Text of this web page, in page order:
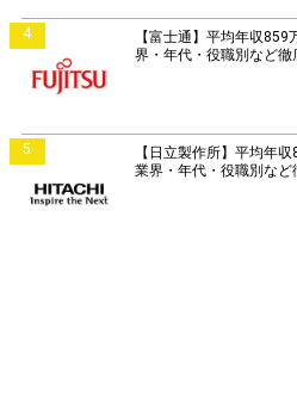
4
【富士通】平均年収
界・年代・役職別など徹
5
【日立製作所】平均年
業界・年代・役職別など